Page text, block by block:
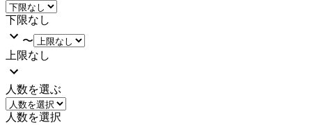
下限なし
〜
上限なし
人数を選ぶ
人数を選択